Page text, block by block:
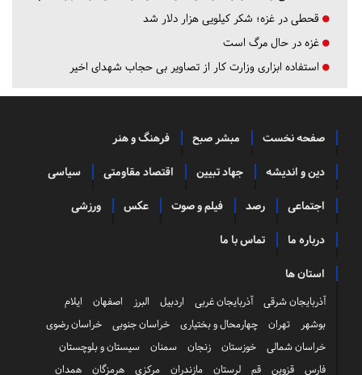
قحطی در غزه؛ شکر کیلویی هزار دلار شد
غزه در حال مرگ است
استفاده ابزاری وزارت کار از تصاویر بی حجاب شهدای اخیر
صفحه نخست مبشر صبح فرهنگ و هنر
دین و اندیشه جهاد تبیین اقتصاد مقاومتی سیاسی
اجتماعی رصد فیلم و صوت عکس ورزشی
درباره ما تماس با ما
استان ها
آذربایجان شرقی آذربایجان غربی اردبیل البرز اصفهان
ایلام
بوشهر
تهران چهارمحال و بختیاری خراسان جنوبی
خراسان رضوی
خراسان شمالی
خوزستان زنجان سمنان
سیستان و بلوچستان
فارس
قزوین قم لرستان مازندران مرکزی هرمزگان همدان